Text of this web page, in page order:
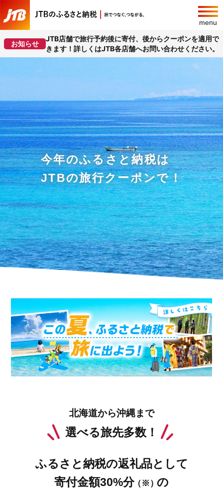
menu
お知らせ
JTB店舗で旅行予約後に寄付、後からクーポンを適用で
きます！詳しくはJTB各店舗へお問い合わせください。
今年のふるさと納税は
JTBの旅行クーポンで！
北海道から沖縄まで
選べる旅先多数！
ふるさと納税の返礼品として
寄付金額30%分（※）の